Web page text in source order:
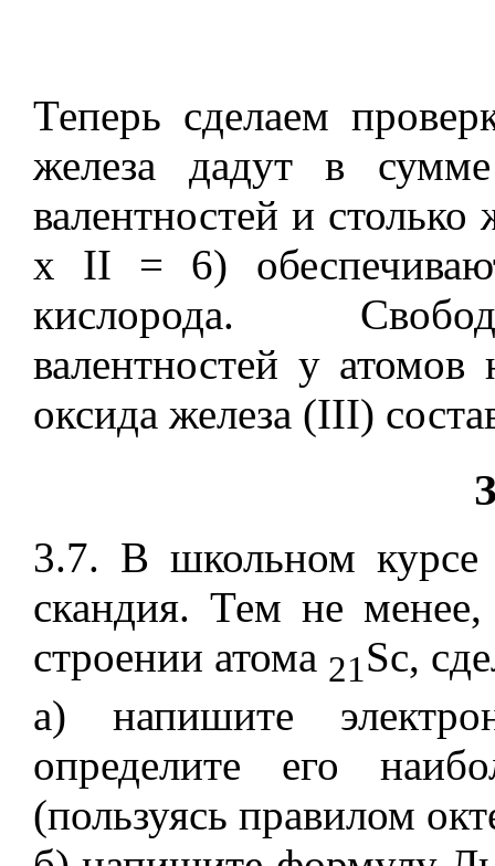
Теперь сделаем
железа дадут в
валентностей и
х II = 6)
кислорода.
валентностей у атомов
оксида железа (III)
3.7. В школьном
скандия. Тем не менее,
строении атома 21Sc,
а) напишите
определите его
(пользуясь правилом